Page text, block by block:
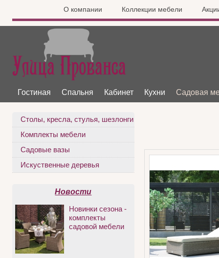
О компании Коллекции мебели
Гостиная Спальня Кабинет Кухни Садовая
Столы, кресла, стулья, шезлонги
Комплекты мебели
Садовые вазы
Искуственные деревья
Новости
Новинки сезона -
комплекты
садовой мебели